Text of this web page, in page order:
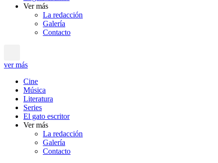
Ver más
La redacción
Galería
Contacto
ver más
Cine
Música
Literatura
Series
El gato escritor
Ver más
La redacción
Galería
Contacto